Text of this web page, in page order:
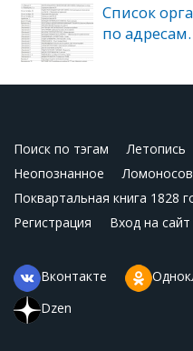
Список
по
Поиск по тэгам Летопись
Неопознанное
Поквартальная книга 1828
Регистрация
Вход на сайт
Вконтакте
Dzen